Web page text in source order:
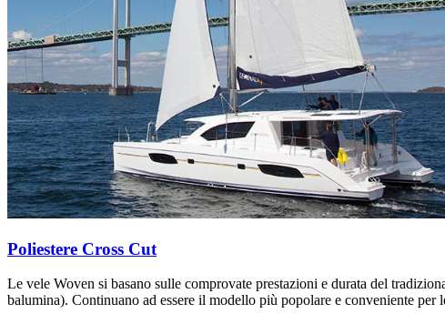
Poliestere Cross Cut
Le vele Woven si basano sulle comprovate prestazioni e durata del
balumina). Continuano ad essere il modello più popolare e conveniente